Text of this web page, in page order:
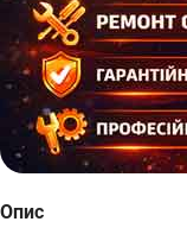
Опис